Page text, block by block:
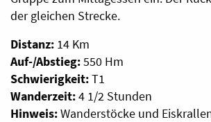
der gleichen Strecke.
Distanz: 14 Km
Auf-/Abstieg:550 Hm
Schwierigkeit:T1
Wanderzeit:4 1/2 Stunden
Hinweis:Wanderstöcke und